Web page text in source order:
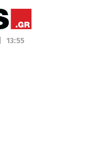
13:55